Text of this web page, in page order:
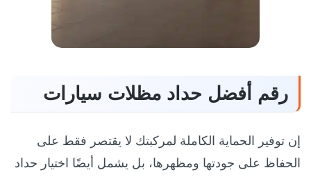
رقم أفضل حداد مظلات سيارات
إن توفير الحماية الكاملة لمركبتك لا يقتصر فقط على
الحفاظ على جودتها ومظهرها، بل يشمل أيضًا اختيار حداد